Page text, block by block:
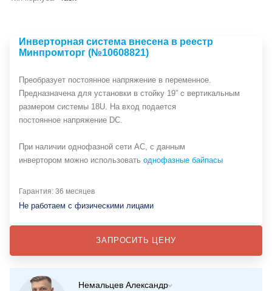
Инверторная система внесена в реестр
Минпромторг (№10608821)
Преобразует постоянное напряжение в переменное.
Предназначена для установки в стойку 19” с вертикальным
размером системы 18U. На вход подается
постоянное напряжение DC.
При наличии однофазной сети АС, с данным
инвертором можно использовать однофазные байпасы
Гарантия: 36 месяцев
Не работаем с физическими лицами
ЗАПРОСИТЬ ЦЕНУ
Немальцев Александр